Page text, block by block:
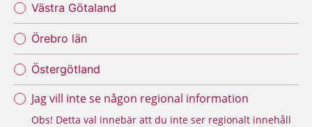
Västra Götaland
Örebro län
Östergötland
Jag vill inte se någon regional information
Obs! Detta val innebär att du inte ser regionalt innehåll